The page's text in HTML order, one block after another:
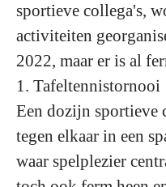
sportieve collega's,
activiteiten
2022, maar er is al
1. Tafeltennistornooi
Een dozijn sportieve
tegen elkaar in een
waar spelplezier